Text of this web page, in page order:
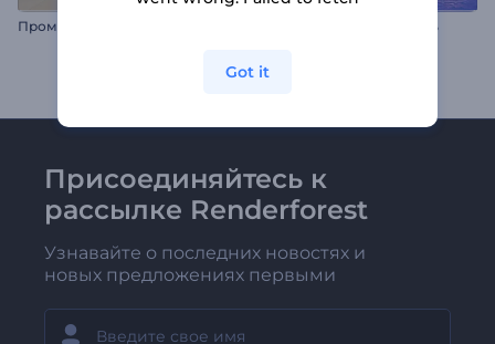
Промо для рекламы лекарств Презентация: Духовность
Присоединяйтесь к
рассылке Renderforest
Узнавайте о последних новостях и
новых предложениях первыми
Got it